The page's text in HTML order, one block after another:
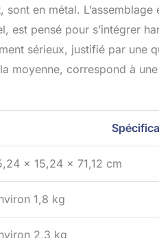
en métal. L’assemblage
pensé pour s’intégrer
sérieux, justifié par une
moyenne, correspond à
x 15,24 x 71,12 cm
1,8 kg
2,3 kg